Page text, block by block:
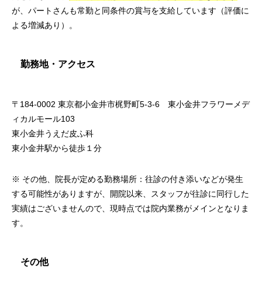
が、パートさんも常勤と同条件の賞与を支給しています（評価に
よる増減あり）。
勤務地・アクセス
〒184-0002 東京都小金井市梶野町5-3-6 東小金井フラワーメデ
ィカルモール103
東小金井うえだ皮ふ科
東小金井駅から徒歩１分
※ その他、院長が定める勤務場所：往診の付き添いなどが発生
する可能性がありますが、開院以来、スタッフが往診に同行した
実績はございませんので、現時点では院内業務がメインとなりま
す。
その他